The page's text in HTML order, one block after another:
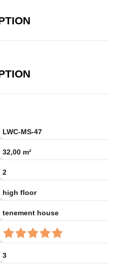
LWC-MS-47
32,00 m²
2
high floor
tenement house
3